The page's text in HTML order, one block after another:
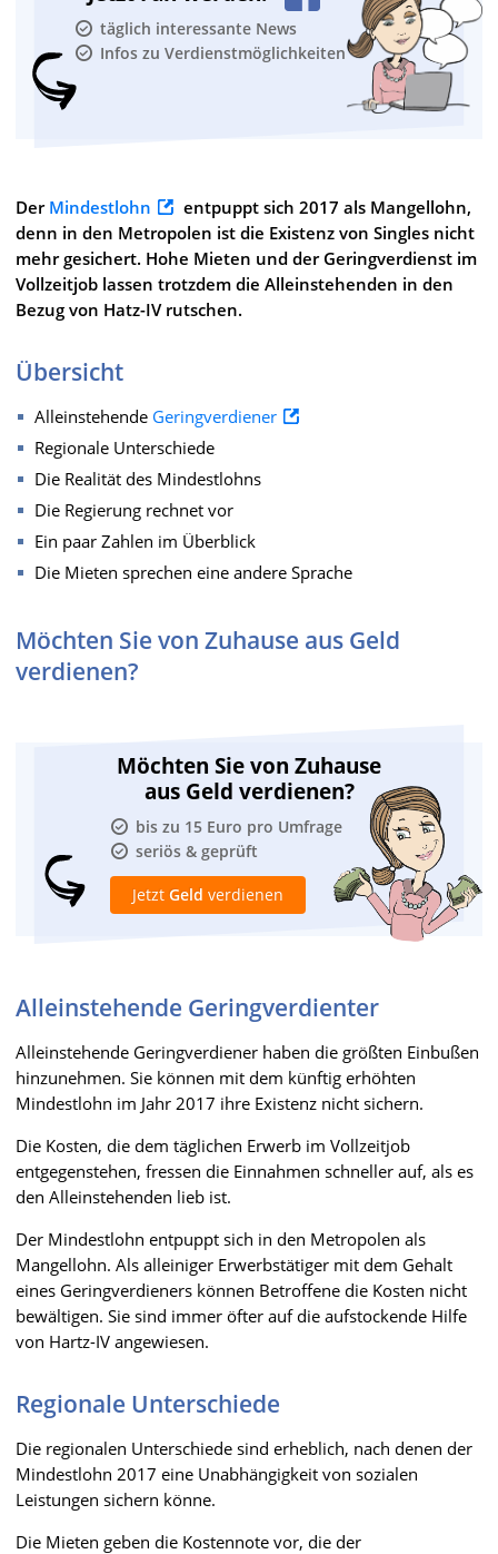
täglich interessante News
Infos zu Verdienstmöglichkeiten
Der Mindestlohn
entpuppt sich 2017 als Mangellohn,
denn in den Metropolen ist die Existenz von Singles nicht
mehr gesichert. Hohe Mieten und der Geringverdienst im
Vollzeitjob lassen trotzdem die Alleinstehenden in den
Bezug von Hatz-IV rutschen.
Übersicht
Alleinstehende Geringverdiener
Regionale Unterschiede
Die Realität des Mindestlohns
Die Regierung rechnet vor
Ein paar Zahlen im Überblick
Die Mieten sprechen eine andere Sprache
Möchten Sie von Zuhause aus Geld
verdienen?
Möchten Sie von Zuhause
aus Geld verdienen?
bis zu 15 Euro pro Umfrage
seriös & geprüft
Jetzt Geld verdienen
Alleinstehende Geringverdienter
Alleinstehende Geringverdiener haben die größten Einbußen
hinzunehmen. Sie können mit dem künftig erhöhten
Mindestlohn im Jahr 2017 ihre Existenz nicht sichern.
Die Kosten, die dem täglichen Erwerb im Vollzeitjob
entgegenstehen, fressen die Einnahmen schneller auf, als es
den Alleinstehenden lieb ist.
Der Mindestlohn entpuppt sich in den Metropolen als
Mangellohn. Als alleiniger Erwerbstätiger mit dem Gehalt
eines Geringverdieners können Betroffene die Kosten nicht
bewältigen. Sie sind immer öfter auf die aufstockende Hilfe
von Hartz-IV angewiesen.
Regionale Unterschiede
Die regionalen Unterschiede sind erheblich, nach denen der
Mindestlohn 2017 eine Unabhängigkeit von sozialen
Leistungen sichern könne.
Die Mieten geben die Kostennote vor, die der